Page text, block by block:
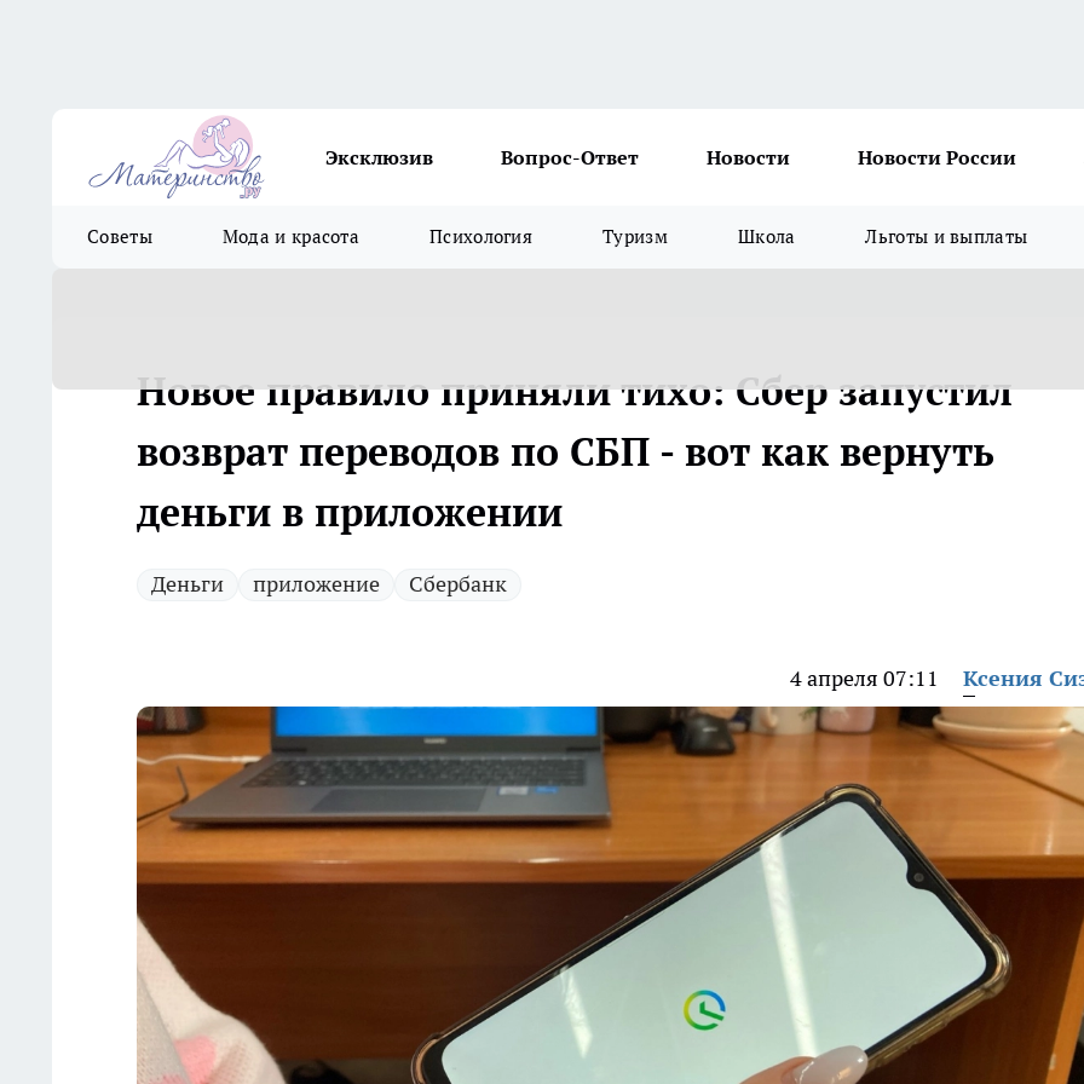
Эксклюзив Вопрос-Ответ Новости Новости России
Советы Мода и красота Психология Туризм Школа Льготы и выплаты
Новое правило приняли тихо: Сбер запустил
возврат переводов по СБП - вот как вернуть
деньги в приложении
Деньги приложение Сбербанк
4 апреля 07:11 Ксения